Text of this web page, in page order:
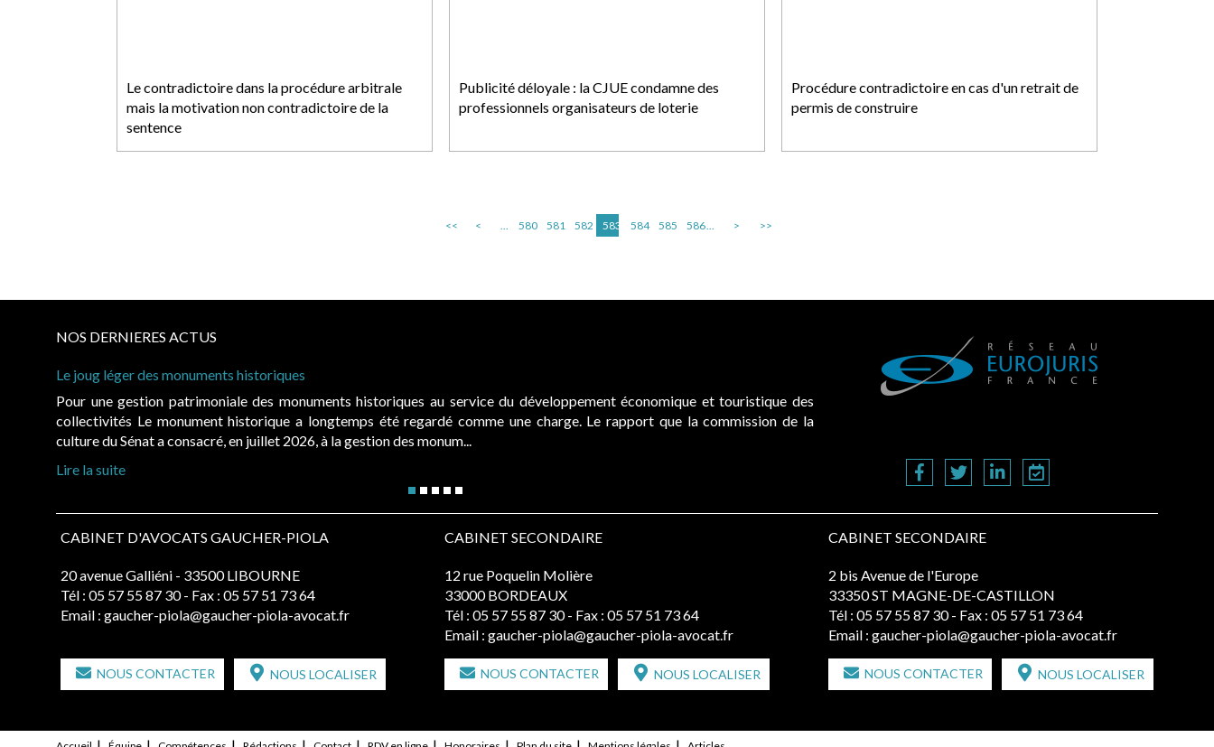
Le contradictoire dans la procédure arbitrale
mais la motivation non contradictoire de la
sentence
Publicité déloyale : la CJUE condamne des
professionnels organisateurs de loterie
Procédure contradictoire en cas d'un retrait de
permis de construire
<< < ... 580 581 582 583 584 585 586... > >>
NOS DERNIERES ACTUS
Le joug léger des monuments historiques
Pour une gestion patrimoniale des monuments historiques au service du développement économique et touristique des
collectivités Le monument historique a longtemps été regardé comme une charge. Le rapport que la commission de la
culture du Sénat a consacré, en juillet 2026, à la gestion des monum...
Lire la suite
CABINET D'AVOCATS GAUCHER-PIOLA
20 avenue Galliéni - 33500 LIBOURNE
Tél : 05 57 55 87 30 - Fax : 05 57 51 73 64
Email : gaucher-piola@gaucher-piola-avocat.fr
NOUS CONTACTER NOUS LOCALISER
CABINET SECONDAIRE
12 rue Poquelin Molière
33000 BORDEAUX
Tél : 05 57 55 87 30 - Fax : 05 57 51 73 64
Email : gaucher-piola@gaucher-piola-avocat.fr
NOUS CONTACTER NOUS LOCALISER
CABINET SECONDAIRE
2 bis Avenue de l'Europe
33350 ST MAGNE-DE-CASTILLON
Tél : 05 57 55 87 30 - Fax : 05 57 51 73 64
Email : gaucher-piola@gaucher-piola-avocat.fr
NOUS CONTACTER NOUS LOCALISER